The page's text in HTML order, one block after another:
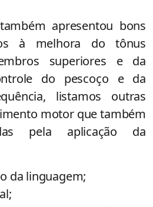
apresentou bons
à melhora do tônus
superiores e da
do pescoço e da
listamos outras
motor que também
pela aplicação da
da linguagem;